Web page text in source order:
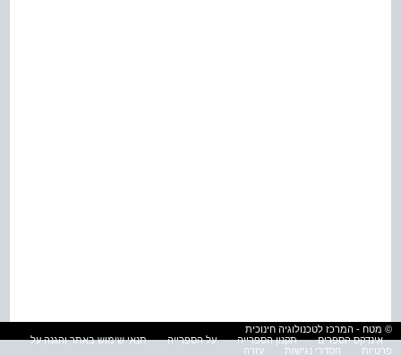
© מטח - המרכז לטכנולוגיה חינוכית
אינדקס הספרים
תקנון הספרייה על הספרייה
תנאי שימוש באתר והגנה על
פרטיות
הסדרי נגישות עזרה